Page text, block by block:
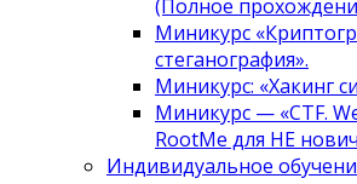
(Полное
Миникурс
стеганография».
Миникурс: «Хакинг
Миникурс — «CTF.
RootMe для НЕ
Индивидуальное